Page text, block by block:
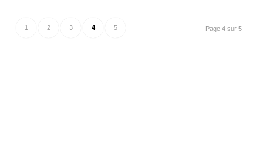
Page 4 sur 5
1 2 3 4 5